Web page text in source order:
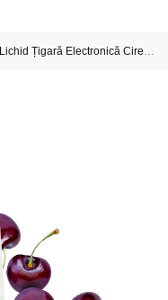
Lichid Țigară Electronică Cireșe – Cherry E-Liquid